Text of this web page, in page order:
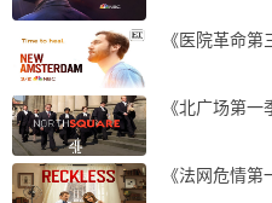
《医院革命
《北广场第
《法网危情